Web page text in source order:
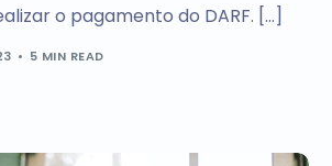
o pagamento do DARF. […]
5 MIN READ